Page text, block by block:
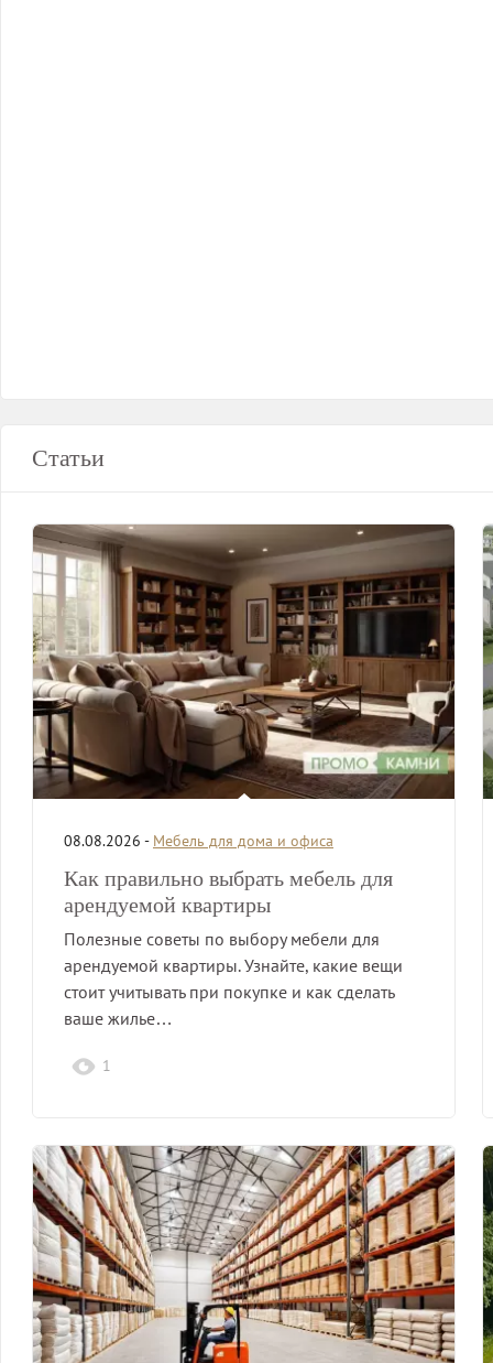
Статьи
08.08.2026 - Мебель для дома и офиса
Как правильно выбрать мебель для
арендуемой квартиры
Полезные советы по выбору мебели для
арендуемой квартиры. Узнайте, какие вещи
стоит учитывать при покупке и как сделать
ваше жилье…
1